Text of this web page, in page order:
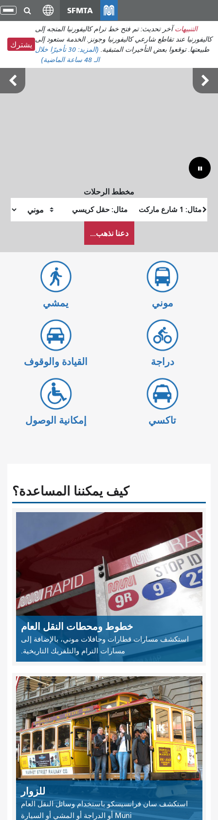
انتقل
إلى
المحتوى
الرئيسي
SFMTA
التنبيهات آخر تحديث: تم فتح خط ترام كاليفورنيا المتجه إلى
كاليفورنيا عند تقاطع شارعي كاليفورنيا وجونز. الخدمة ستعود إلى
طبيعتها. توقعوا بعض التأخيرات المتبقية. (المزيد: 30 تأخيرًا
خلال
الـ 48 ساعة الماضية)
يشترك
مخطط الرحلات
البداية
النهاية
أرغب
في
دعنا نذهب...
موني يمشي
دراجة القيادة والوقوف
تاكسي إمكانية الوصول
كيف يمكننا المساعدة؟
خطوط ومحطات النقل العام
استكشف مسارات قطارات وحافلات موني، بالإضافة إلى
مسارات الترام والتلفريك التاريخية.
للزوار
استكشف سان فرانسيسكو باستخدام وسائل النقل العام
Muni أو الدراجة أو المشي أو السيارة